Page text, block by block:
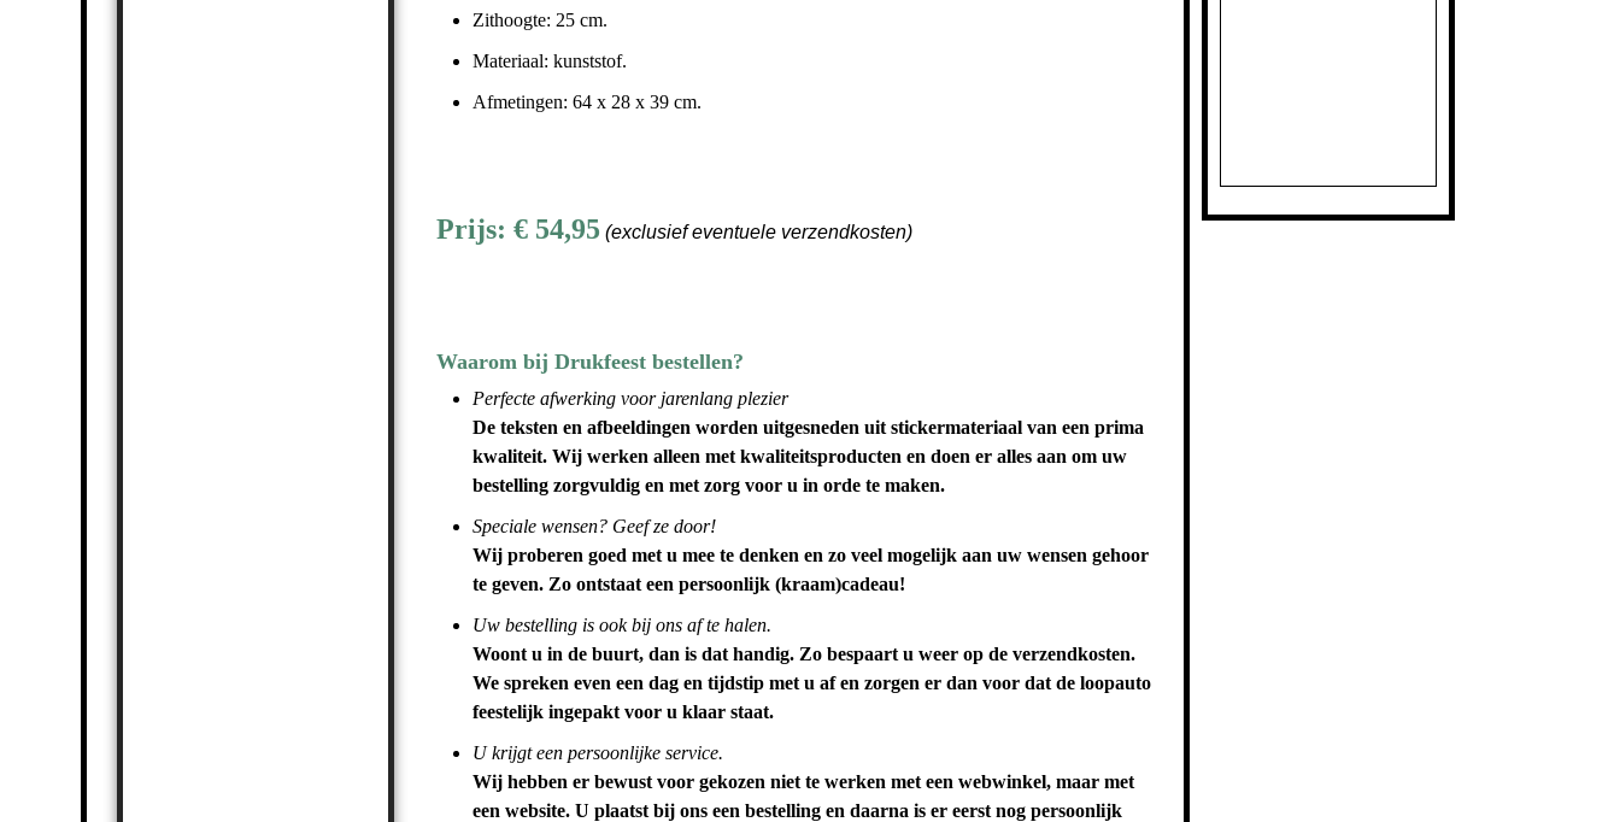
Zithoogte: 25 cm.
Materiaal: kunststof.
Afmetingen: 64 x 28 x 39 cm.
Prijs: € 54,95 (exclusief eventuele verzendkosten)
Waarom bij Drukfeest bestellen?
Perfecte afwerking voor jarenlang plezier
De teksten en afbeeldingen worden uitgesneden uit stickermateriaal van een prima
kwaliteit. Wij werken alleen met kwaliteitsproducten en doen er alles aan om uw
bestelling zorgvuldig en met zorg voor u in orde te maken.
Speciale wensen? Geef ze door!
Wij proberen goed met u mee te denken en zo veel mogelijk aan uw wensen gehoor
te geven. Zo ontstaat een persoonlijk (kraam)cadeau!
Uw bestelling is ook bij ons af te halen.
Woont u in de buurt, dan is dat handig. Zo bespaart u weer op de verzendkosten.
We spreken even een dag en tijdstip met u af en zorgen er dan voor dat de loopauto
feestelijk ingepakt voor u klaar staat.
U krijgt een persoonlijke service.
Wij hebben er bewust voor gekozen niet te werken met een webwinkel, maar met
een website. U plaatst bij ons een bestelling en daarna is er eerst nog persoonlijk